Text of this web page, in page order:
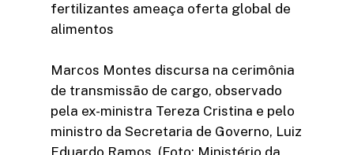
fertilizantes ameaça oferta global de
alimentos
Marcos Montes discursa na cerimônia
de transmissão de cargo, observado
pela ex-ministra Tereza Cristina e pelo
ministro da Secretaria de Governo, Luiz
Eduardo Ramos (Foto: Ministério da